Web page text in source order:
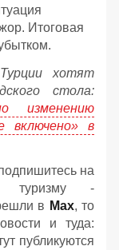
Итоговая
хотят
стола:
изменению
включено» в
на
туризму -
в Мах, то
и туда:
публикуются